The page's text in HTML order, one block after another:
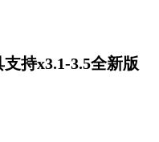
持x3.1-3.5全新版